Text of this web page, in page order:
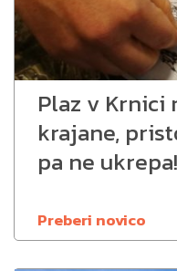
Plaz v Krnici
krajane,
pa ne ukrepa!
Preberi novico